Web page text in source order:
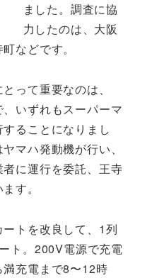
ました。調査に協
力したのは、大阪
などです。
って重要なのは、
いずれもスーパーマ
ることになりまし
マハ発動機が行い、
に運行を委託、王寺
す。
トを改良して、1列
ト。200V電源で充電
充電まで8〜12時